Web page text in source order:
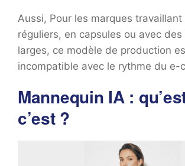
Aussi, Pour les marques travaillant
réguliers, en capsules ou avec
larges, ce modèle de production
incompatible avec le rythme du e-
Mannequin IA :
c’est ?